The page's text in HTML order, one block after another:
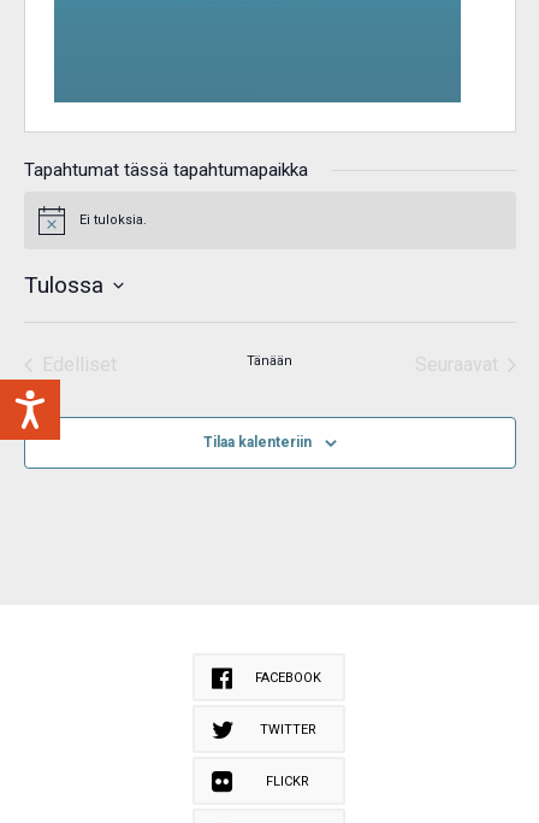
Tapahtumat tässä tapahtumapaikka
Notice Ei tuloksia.
Tulossa
Valitse
päivä.Edelliset
Tänään
Seuraavat
Tilaa kalenteriin
FACEBOOK
TWITTER
FLICKR